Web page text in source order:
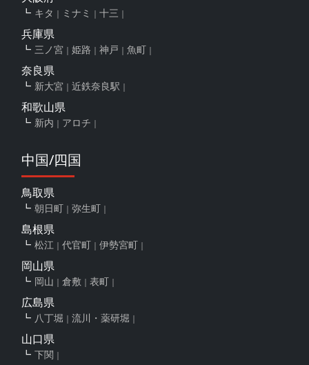
キタ ミナミ 十三
兵庫県
三ノ宮 姫路 神戸 魚町
奈良県
新大宮 近鉄奈良駅
和歌山県
新内 アロチ
中国/四国
鳥取県
朝日町 弥生町
島根県
松江 代官町 伊勢宮町
岡山県
岡山 倉敷 表町
広島県
八丁堀 流川・薬研堀
山口県
下関